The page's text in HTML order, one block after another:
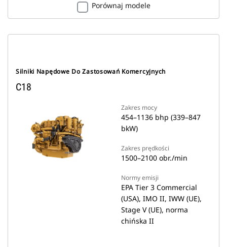
Porównaj modele
Silniki Napędowe Do Zastosowań Komercyjnych
C18
Zakres mocy
454–1136 bhp (339–847
bkW)
Zakres prędkości
1500–2100 obr./min
Normy emisji
EPA Tier 3 Commercial
(USA), IMO II, IWW (UE),
Stage V (UE), norma
chińska II